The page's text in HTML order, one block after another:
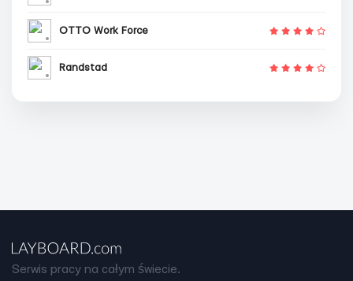
OTTO Work Force
Randstad
Serwis pracy na całym świecie.